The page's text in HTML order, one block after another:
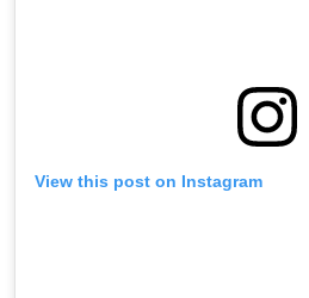
View this post on Instagram